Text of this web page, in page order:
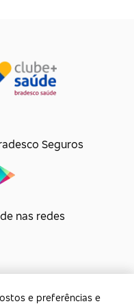
e preferências e
Seguros
nas redes
S/A e preferências e